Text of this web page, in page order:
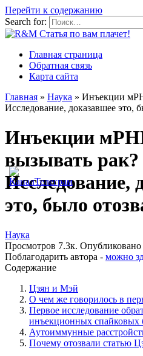
Перейти к содержанию
Search for:
Главная страница
Обратная связь
Карта сайта
Главная » Наука » Инъекции
Исследование, доказавшее это,
Инъекции
вызывать рак?
Исследование,
это, было
Наука
Просмотров 7.3к. Опубликовано
Поблагодарить автора - можно
Содержание
Цзян и Мэй
О чем же говорилось в
Первое исследование
инъекционных спайковых
Аутоиммунные
Почему отозвали статью